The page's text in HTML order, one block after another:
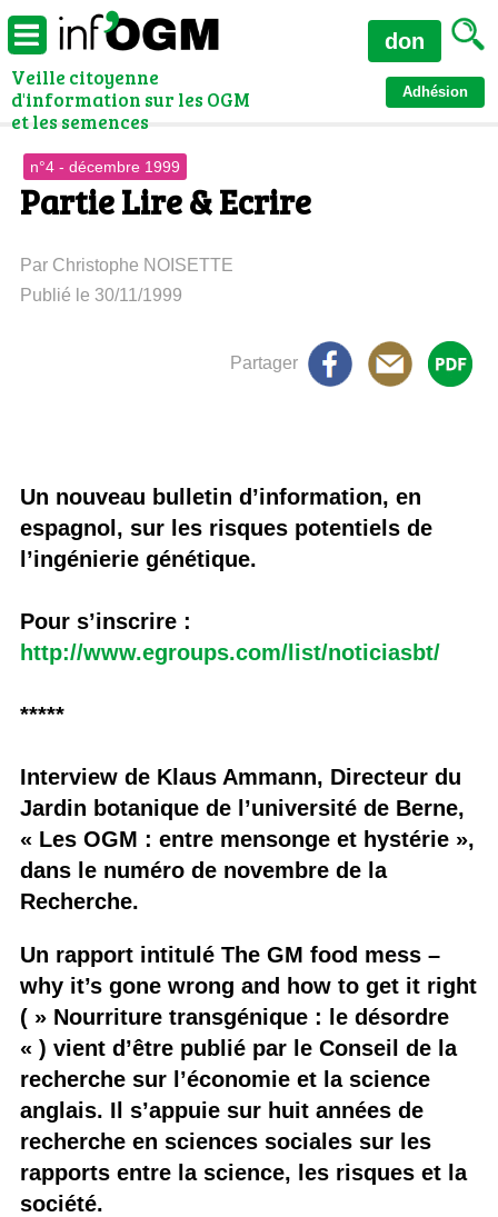
Veille citoyenne
d'information sur les OGM
et les semences
Adhésion
don
n°4 - décembre 1999
Partie Lire & Ecrire
Par Christophe NOISETTE
Publié le 30/11/1999
Partager
Un nouveau bulletin d’information, en
espagnol, sur les risques potentiels de
l’ingénierie génétique.
Pour s’inscrire :
http://www.egroups.com/list/noticiasbt/
*****
Interview de Klaus Ammann, Directeur du
Jardin botanique de l’université de Berne,
« Les OGM : entre mensonge et hystérie »,
dans le numéro de novembre de la
Recherche.
Un rapport intitulé The GM food mess –
why it’s gone wrong and how to get it right
( » Nourriture transgénique : le désordre
« ) vient d’être publié par le Conseil de la
recherche sur l’économie et la science
anglais. Il s’appuie sur huit années de
recherche en sciences sociales sur les
rapports entre la science, les risques et la
société.